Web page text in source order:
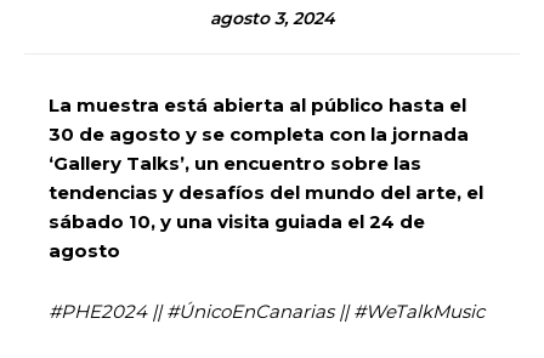
agosto 3, 2024
La muestra está abierta al público hasta el
30 de agosto y se completa con la jornada
‘Gallery Talks’, un encuentro sobre las
tendencias y desafíos del mundo del arte, el
sábado 10, y una visita guiada el 24 de
agosto
#PHE2024 ||#ÚnicoEnCanarias ||#WeTalkMusic